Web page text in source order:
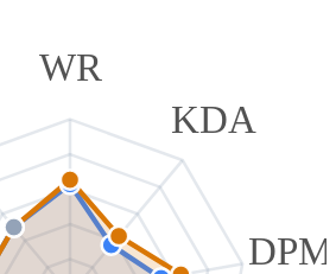
WR
KDA
DPM